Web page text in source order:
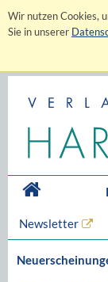
Wir nutzen Cookies,
Sie in unserer
Newsletter